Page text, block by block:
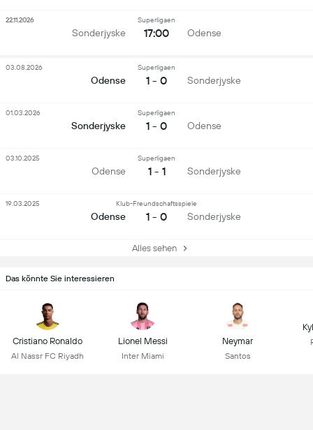
Sonderjyske
Superligaen
17:00 Odense
22.11.2026
Odense
Superligaen
1 - 0 Sonderjyske
03.08.2026
Sonderjyske
Superligaen
1 - 0 Odense
01.03.2026
Odense
Superligaen
1 - 1 Sonderjyske
03.10.2025
Odense
Klub-Freundschaftsspiele
1 - 0 Sonderjyske
19.03.2025
Alles sehen
Das könnte Sie interessieren
Cristiano Ronaldo
Al Nassr FC Riyadh
Lionel Messi
Inter Miami
Neymar
Santos